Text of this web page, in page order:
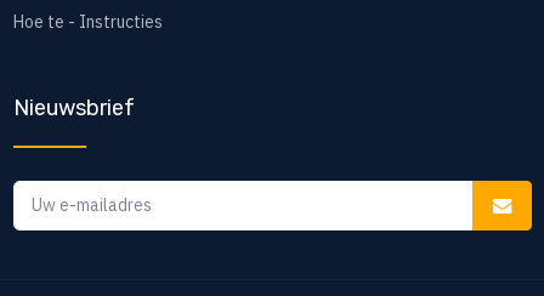
Hoe te - Instructies
Nieuwsbrief